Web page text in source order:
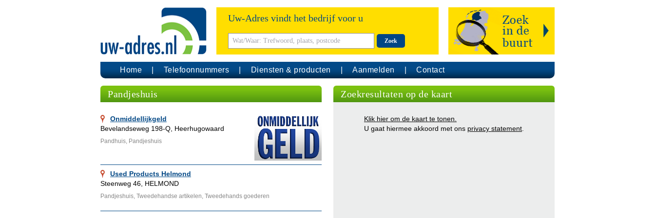
Uw-Adres vindt het bedrijf voor u
Zoek
Home Telefoonnummers Diensten & producten Aanmelden Contact
Pandjeshuis
Onmiddellijkgeld
Bevelandseweg 198-Q, Heerhugowaard
Pandhuis, Pandjeshuis
Used Products Helmond
Steenweg 46, HELMOND
Pandjeshuis, Tweedehandse artikelen, Tweedehands goederen
Zoekresultaten op de kaart
Klik hier om de kaart te tonen.
U gaat hiermee akkoord met ons privacy statement